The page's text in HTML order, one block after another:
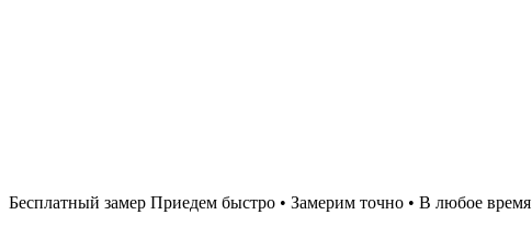
Бесплатный замер Приедем быстро • Замерим точно • В любое время